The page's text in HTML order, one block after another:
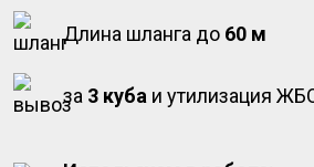
Длина шланга до 60 м
за 3 куба и утилизация